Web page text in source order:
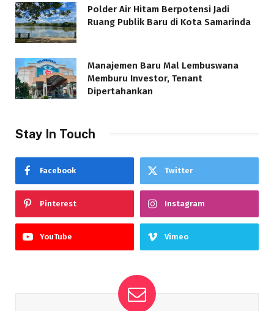
Polder Air Hitam Berpotensi Jadi
Ruang Publik Baru di Kota Samarinda
Manajemen Baru Mal Lembuswana
Memburu Investor, Tenant
Dipertahankan
Stay In Touch
Facebook Twitter
Pinterest Instagram
YouTube Vimeo